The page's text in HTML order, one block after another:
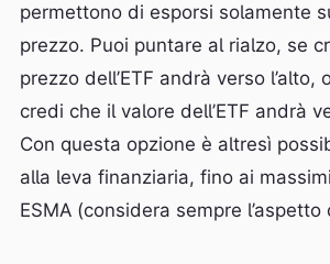
permettono di esporsi solamente
prezzo. Puoi puntare al rialzo, se
prezzo dell’ETF andrà verso l’alto,
credi che il valore dell’ETF andrà
Con questa opzione è altresì
alla leva finanziaria, fino ai
ESMA (considera sempre l’aspetto